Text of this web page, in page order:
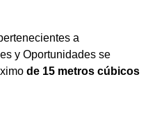
a
y Oportunidades se
de 15 metros cúbicos